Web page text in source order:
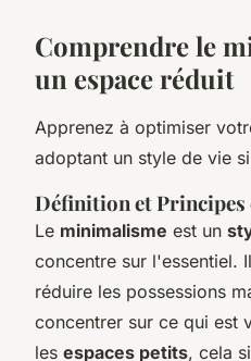
Comprendre le
un espace réduit
Apprenez à optimiser
adoptant un style de vie
Définition et
Le minimalisme est un
concentre sur l'essentiel.
réduire les possessions
concentrer sur ce qui est
les espaces petits, cela